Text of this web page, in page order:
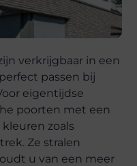
verkrijgbaar in een
passen bij
eigentijdse
poorten met een
zoals
Ze stralen
u van een meer